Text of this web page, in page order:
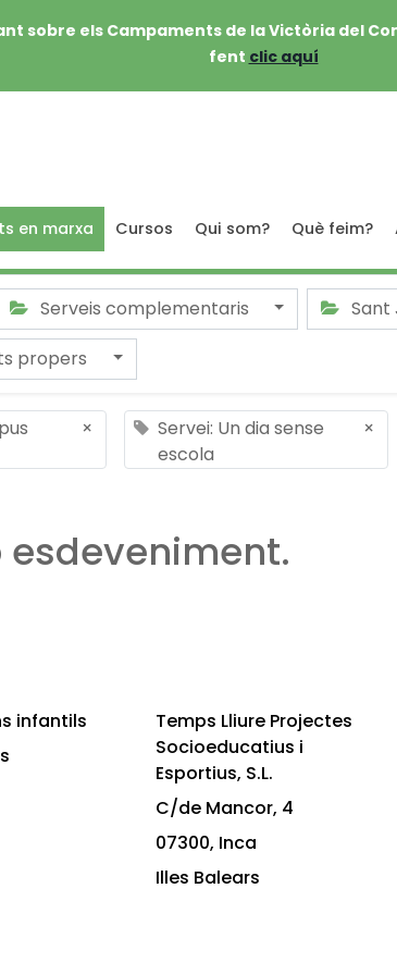
sobre els Campaments de la Victòria del
fent clic aquí
en marxa Cursos Qui som? Què feim?
Serveis complementaris
Sant
propers
×
Servei: Un dia sense
escola
×
infantils
Temps Lliure Projectes
Socioeducatius i
Esportius, S.L.
C/de Mancor, 4
07300, Inca
Illes Balears